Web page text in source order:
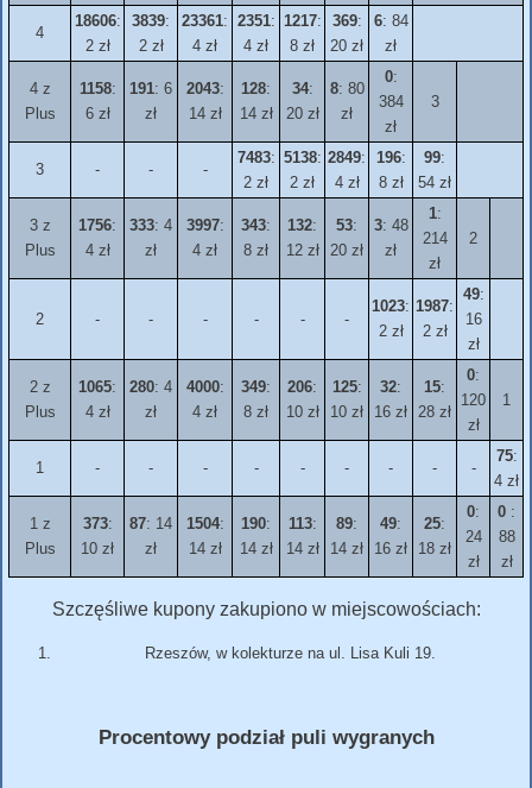
4
18606:
2 zł
3839:
2 zł
23361:
4 zł
2351:
4 zł
1217:
8 zł
369:
20 zł
6: 84
zł
4 z
Plus
1158:
6 zł
191: 6
zł
2043:
14 zł
128:
14 zł
34:
20 zł
8: 80
zł
0:
384
zł
3
3 - - -
7483:
2 zł
5138:
2 zł
2849:
4 zł
196:
8 zł
99:
54 zł
3 z
Plus
1756:
4 zł
333: 4
zł
3997:
4 zł
343:
8 zł
132:
12 zł
53:
20 zł
3: 48
zł
1:
214
zł
2
2 - - - - - -
1023:
2 zł
1987:
2 zł
49:
16
zł
2 z
Plus
1065:
4 zł
280: 4
zł
4000:
4 zł
349:
8 zł
206:
10 zł
125:
10 zł
32:
16 zł
15:
28 zł
0:
120
zł
1
1 - - - - - - - - -
75:
4 zł
1 z
Plus
373:
10 zł
87: 14
zł
1504:
14 zł
190:
14 zł
113:
14 zł
89:
14 zł
49:
16 zł
25:
18 zł
0:
24
zł
0 :
88
zł
Szczęśliwe kupony zakupiono w miejscowościach:
Rzeszów, w kolekturze na ul. Lisa Kuli 19.
Procentowy podział puli wygranych